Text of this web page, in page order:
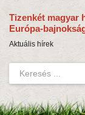
Tizenkét magyar
Európa-
Aktuális hírek